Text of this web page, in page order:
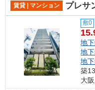
賃貸 | マンション プレサ
敷0
地
地
地
築
大